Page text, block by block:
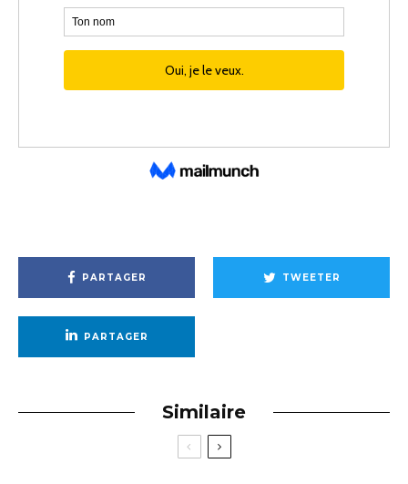
PARTAGER TWEETER
PARTAGER
Similaire